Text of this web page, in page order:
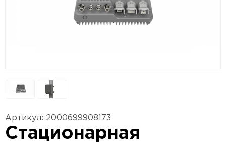
Артикул: 2000699908173
Стационарная